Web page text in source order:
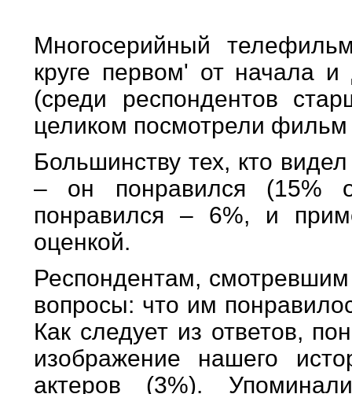
Многосерийный
круге первом' от начала
(среди респондентов
целиком посмотрели
Большинству тех, кто
– он понравился (15%
понравился – 6%, и
оценкой.
Респондентам,
вопросы: что им
Как следует из ответов,
изображение нашего
актеров (3%).